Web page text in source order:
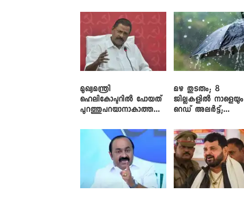
മുഖ്യമന്ത്രി
ഹെലികോപ്ടറിൽ പോയത്
പുറത്തുപറയാനാകാത്ത
ഗോവിന്ദൻ
മഴ തുടരും; 8
ജില്ലകളിൽ നാളെയും
റെഡ് അലർട്ട്;
അലർട്ട്